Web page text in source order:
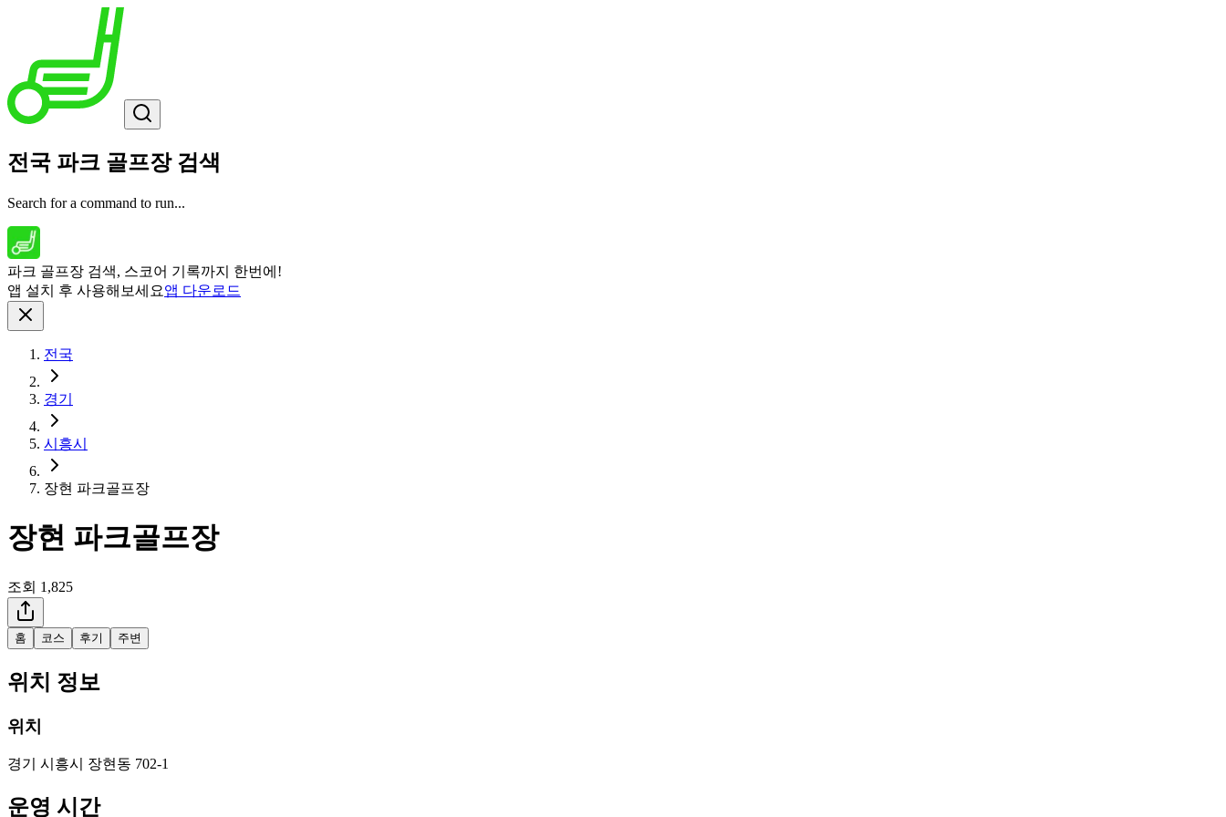
전국 파크 골프장 검색
Search for a command to run...
파크 골프장 검색, 스코어 기록까지 한번에!
앱 설치 후 사용해보세요앱 다운로드
전국
경기
시흥시
장현 파크골프장
장현 파크골프장
조회 1,825
홈 코스 후기 주변
위치 정보
위치
경기 시흥시 장현동 702-1
운영 시간